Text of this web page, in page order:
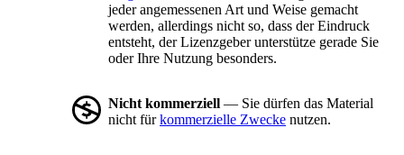
jeder angemessenen Art und Weise gemacht
werden, allerdings nicht so, dass der Eindruck
entsteht, der Lizenzgeber unterstütze gerade Sie
oder Ihre Nutzung besonders.
Nicht kommerziell — Sie dürfen das Material
nicht fürkommerzielle Zwecke nutzen.